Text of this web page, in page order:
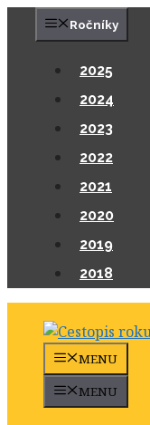
PřeskočitRočníky
2025
2024
2023
2022
2021
2020
2019
2018
MENU
MENU